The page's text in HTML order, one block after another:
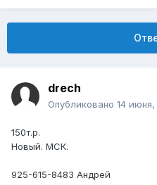
drech
Опубликовано 14 июня,
150т.р.
Новый. МСК.
925-615-8483 Андрей